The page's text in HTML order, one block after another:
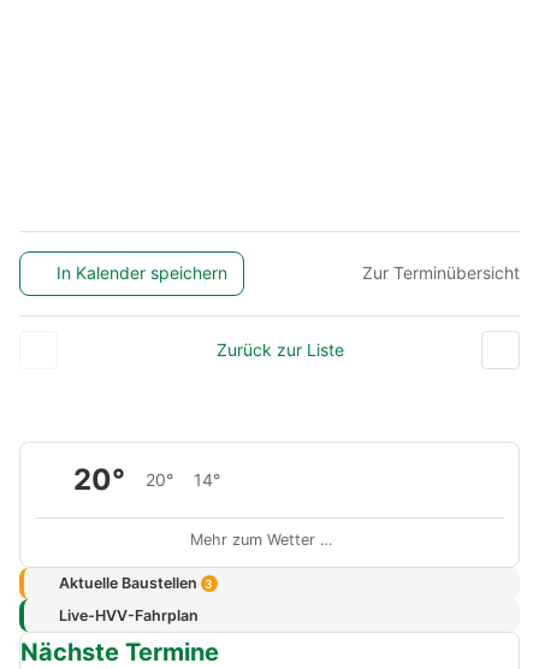
In Kalender speichern Zur Terminübersicht
Zurück zur Liste
20° 20° 14°
Mehr zum Wetter …
Aktuelle Baustellen 3
Live-HVV-Fahrplan
Nächste Termine